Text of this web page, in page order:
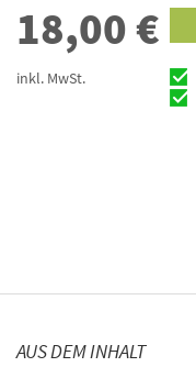
18,00€
inkl. MwSt.
AUS DEM INHALT